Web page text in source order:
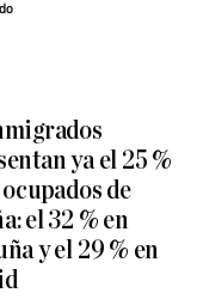
ya el 25 %
de
el 32 % en
y el 29 % en